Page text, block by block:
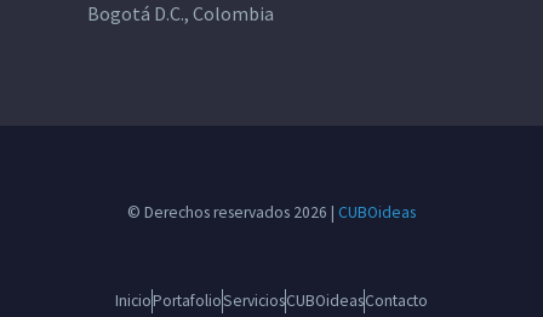
Bogotá D.C., Colombia
© Derechos reservados 2026 | CUBOideas
InicioPortafolioServiciosCUBOideasContacto